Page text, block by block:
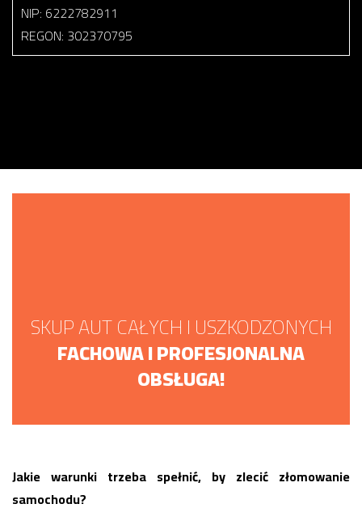
NIP: 6222782911
REGON: 302370795
SKUP AUT CAŁYCH I USZKODZONYCH
FACHOWA I PROFESJONALNA
OBSŁUGA!
Jakie warunki trzeba spełnić, by zlecić złomowanie
samochodu?